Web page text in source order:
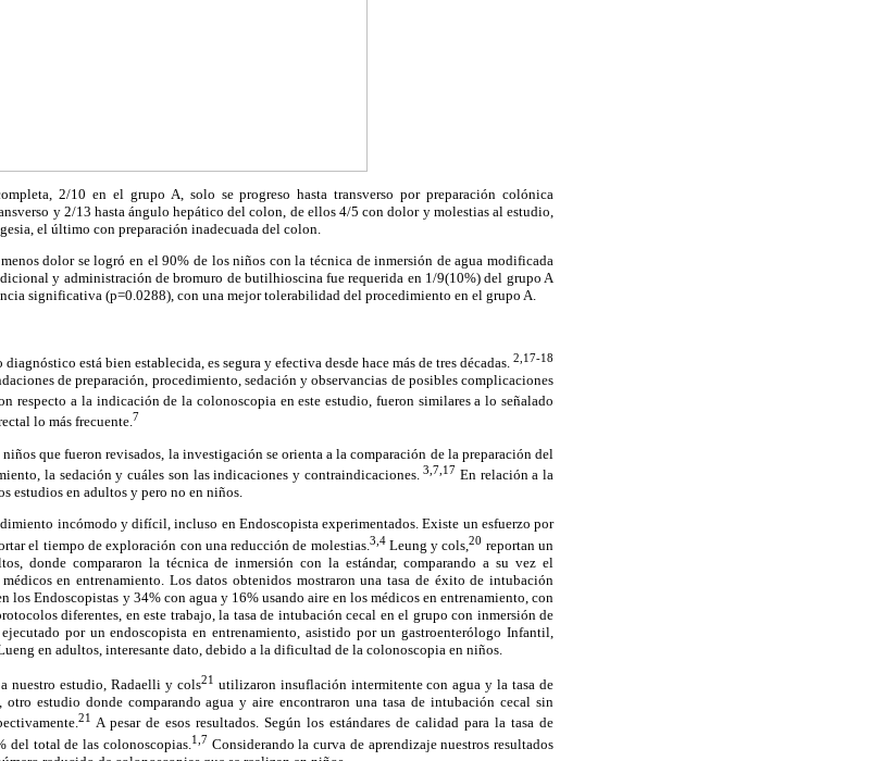
2/10 en el grupo A, solo se progreso hasta transverso por preparación colónica
y 2/13 hasta ángulo hepático del colon, de ellos 4/5 con dolor y molestias al estudio,
el último con preparación inadecuada del colon.
dolor se logró en el 90% de los niños con la técnica de inmersión de agua modificada
y administración de bromuro de butilhioscina fue requerida en 1/9(10%) del grupo A
significativa (p=0.0288), con una mejor tolerabilidad del procedimiento en el grupo A.
está bien establecida, es segura y efectiva desde hace más de tres décadas. 2,17-18
de preparación, procedimiento, sedación y observancias de posibles complicaciones
respecto a la indicación de la colonoscopia en este estudio, fueron similares a lo señalado
lo más frecuente.7
que fueron revisados, la investigación se orienta a la comparación de la preparación del
la sedación y cuáles son las indicaciones y contraindicaciones.3,7,17 En relación a la
estudios en adultos y pero no en niños.
incómodo y difícil, incluso en Endoscopista experimentados. Existe un esfuerzo por
el tiempo de exploración con una reducción de molestias. 3,4Leung y cols,20 reportan un
donde compararon la técnica de inmersión con la estándar, comparando a su vez el
en entrenamiento. Los datos obtenidos mostraron una tasa de éxito de intubación
los Endoscopistas y 34% con agua y 16% usando aire en los médicos en entrenamiento, con
diferentes, en este trabajo, la tasa de intubación cecal en el grupo con inmersión de
por un endoscopista en entrenamiento, asistido por un gastroenterólogo Infantil,
en adultos, interesante dato, debido a la dificultad de la colonoscopia en niños.
nuestro estudio, Radaelli y cols21 utilizaron insuflación intermitente con agua y la tasa de
estudio donde comparando agua y aire encontraron una tasa de intubación cecal sin
21 A pesar de esos resultados. Según los estándares de calidad para la tasa de
del total de las colonoscopias. 1,7 Considerando la curva de aprendizaje nuestros resultados